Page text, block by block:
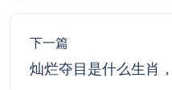
下一篇
灿烂夺目是什么生肖